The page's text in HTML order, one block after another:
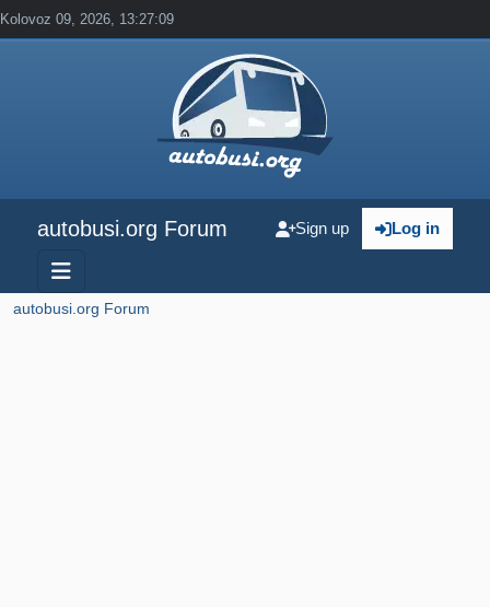
Kolovoz 09, 2026, 13:27:09
autobusi.org Forum Log in
Sign up
autobusi.org Forum